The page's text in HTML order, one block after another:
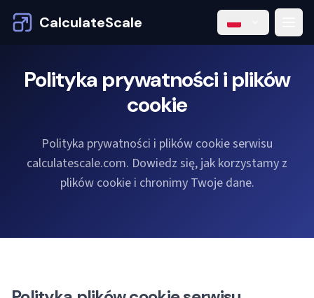
CalculateScale
Polityka prywatności i plików
cookie
Polityka prywatności i plików cookie serwisu
calculatescale.com. Dowiedz się, jak korzystamy z
plików cookie i chronimy Twoje dane.